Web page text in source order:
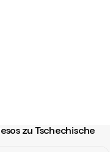
zu Tschechische